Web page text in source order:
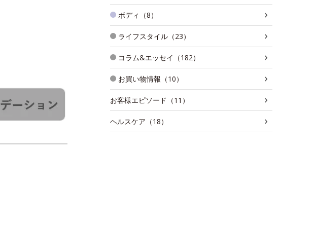
ボディ（8）
ライフスタイル（23）
コラム&エッセイ（182）
お買い物情報（10）
お客様エピソード（11）
ヘルスケア（18）